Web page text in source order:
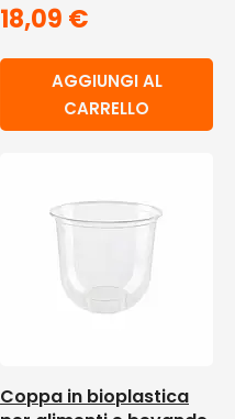
18,09 €
AGGIUNGI AL
CARRELLO
Coppa in bioplastica